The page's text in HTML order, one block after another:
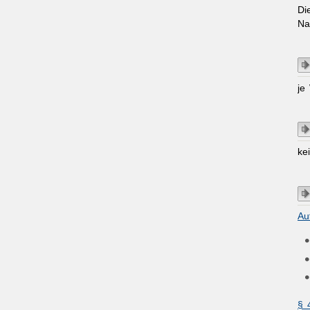
je
§